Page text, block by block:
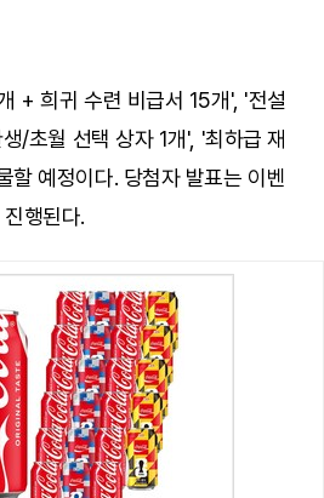
+ 희귀 수련 비급서 15개', '전설
/초월 선택 상자 1개', '최하급 재
할 예정이다. 당첨자 발표는 이벤
행된다.